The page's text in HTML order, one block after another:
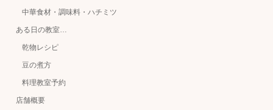
中華食材・調味料・ハチミツ
ある日の教室…
乾物レシピ
豆の煮方
料理教室予約
店舗概要